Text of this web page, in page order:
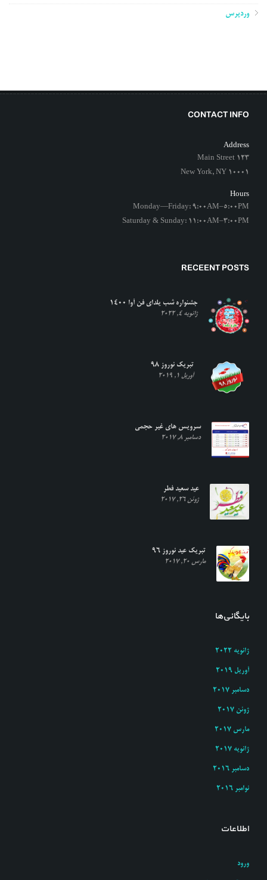
وردپرس
CONTACT INFO
Address
123 Main Street
New York, NY 10001
Hours
Monday—Friday: 9:00AM–5:00PM
Saturday & Sunday: 11:00AM–3:00PM
RECEENT POSTS
جشنواره شب یلدای فن آوا ۱۴۰۰
ژانویه 4, 2022
تبریک نوروز ۹۸
آوریل 1, 2019
سرویس های غیر حجمی
دسامبر 8, 2017
عید سعید فطر
ژوئن 26, 2017
تبریک عید نوروز ۹۶
مارس 20, 2017
بایگانی‌ها
ژانویه 2022
آوریل 2019
دسامبر 2017
ژوئن 2017
مارس 2017
ژانویه 2017
دسامبر 2016
نوامبر 2016
اطلاعات
ورود